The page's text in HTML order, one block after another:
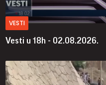
VESTI
Vesti u 18h - 02.08.2026.